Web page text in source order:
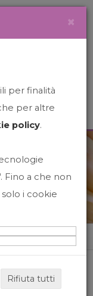
×
per finalità
per altre
policy.
Fino a che non
i cookie
Rifiuta tutti